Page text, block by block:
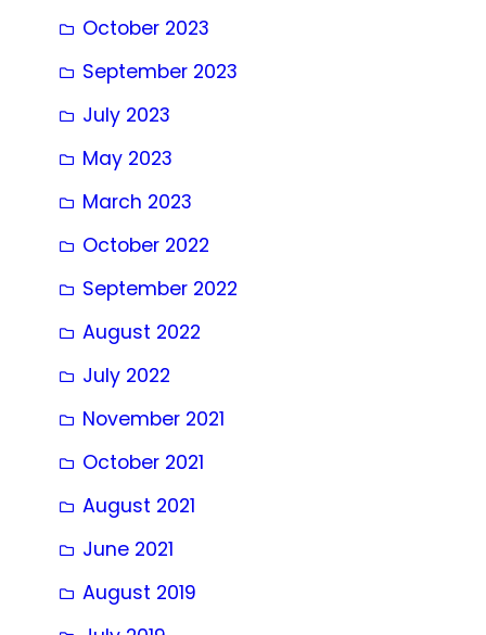
October 2023
September 2023
July 2023
May 2023
March 2023
October 2022
September 2022
August 2022
July 2022
November 2021
October 2021
August 2021
June 2021
August 2019